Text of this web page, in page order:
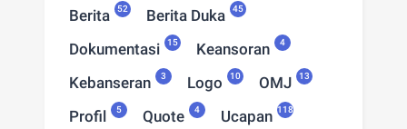
Berita 52 Berita Duka 45
Dokumentasi 15 Keansoran 4
Kebanseran 3 Logo 10 OMJ 13
Profil 5 Quote 4 Ucapan 118